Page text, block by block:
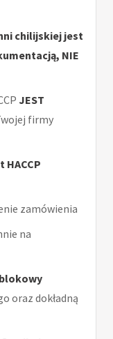
chilijskiej jest
NIE
JEST
firmy
HACCP
zamówienia
na
blokowy
oraz dokładną